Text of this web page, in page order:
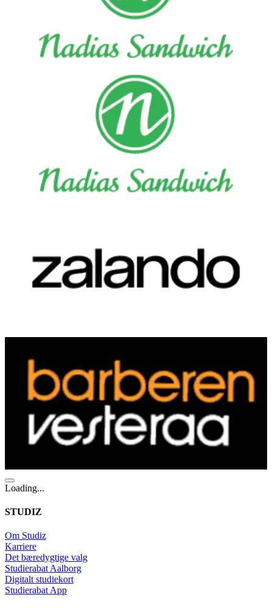
Loading...
STUDIZ
Om Studiz
Karriere
Det bæredygtige valg
Studierabat Aalborg
Digitalt studiekort
Studierabat App